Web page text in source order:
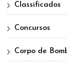
Classificados
Concursos
Corpo de